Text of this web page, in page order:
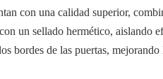
con una calidad superior,
un sellado hermético, aislando
bordes de las puertas,